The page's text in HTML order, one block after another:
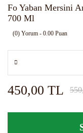
Fo Yaban Mersini
700 Ml
(0) Yorum - 0.00 Puan
450,00 TL